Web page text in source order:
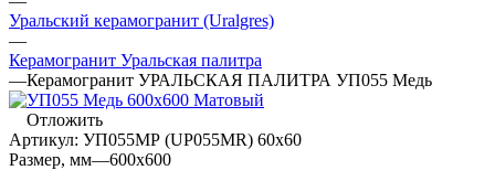
Уральский керамогранит (Uralgres)
—
Керамогранит Уральская палитра
—Керамогранит УРАЛЬСКАЯ ПАЛИТРА УП055 Медь
Отложить
Артикул: УП055МР (UP055MR) 60х60
Размер, мм—600x600